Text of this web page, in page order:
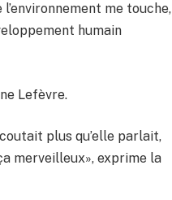
me touche,
humain
Lefèvre.
plus qu’elle parlait,
merveilleux», exprime la